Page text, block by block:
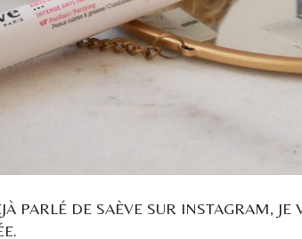
PARLÉ DE SAÈVE SUR INSTAGRAM,